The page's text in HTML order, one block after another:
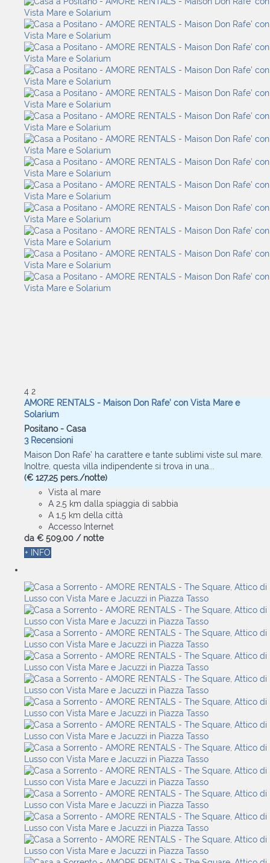
4 2
AMORE RENTALS - Maison Don Rafe’ con Vista Mare e
Solarium
Positano - Casa
3 Recensioni
Maison Don Rafe’ ha carattere e tante sublimi viste sul mare.
Inoltre, questa villa indipendente si trova in una...
(€ 127,25 pers./notte)
Vista al mare
A 2,5 km dalla spiaggia di sabbia
A 1,5 km della città
Accesso Internet
da € 509,00 / notte
+ INFO